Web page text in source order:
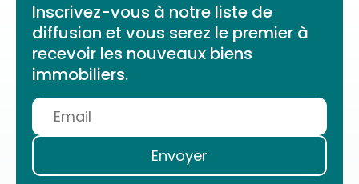
Inscrivez-vous à notre liste de
diffusion et vous serez le premier à
recevoir les nouveaux biens
immobiliers.